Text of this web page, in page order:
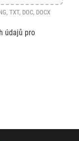
TXT, DOC, DOCX
údajů pro